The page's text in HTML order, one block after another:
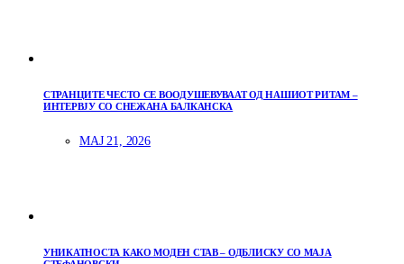
СТРАНЦИТЕ ЧЕСТО СЕ ВООДУШЕВУВААТ ОД НАШИОТ РИТАМ –
ИНТЕРВЈУ СО СНЕЖАНА БАЛКАНСКА
МАЈ 21, 2026
УНИКАТНОСТА КАКО МОДЕН СТАВ – ОДБЛИСКУ СО МАЈА